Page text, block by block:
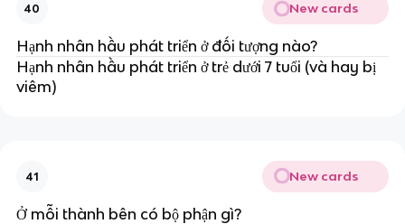
40 New cards
Hạnh nhân hầu phát triển ở đối tượng nào?
Hạnh nhân hầu phát triển ở trẻ dưới 7 tuổi (và hay bị
viêm)
41 New cards
Ở mỗi thành bên có bộ phận gì?